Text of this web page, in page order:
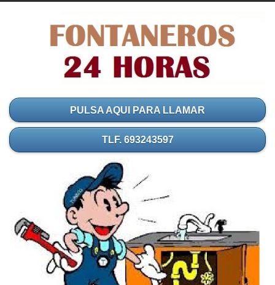
PULSA AQUI PARA LLAMAR
TLF. 693243597